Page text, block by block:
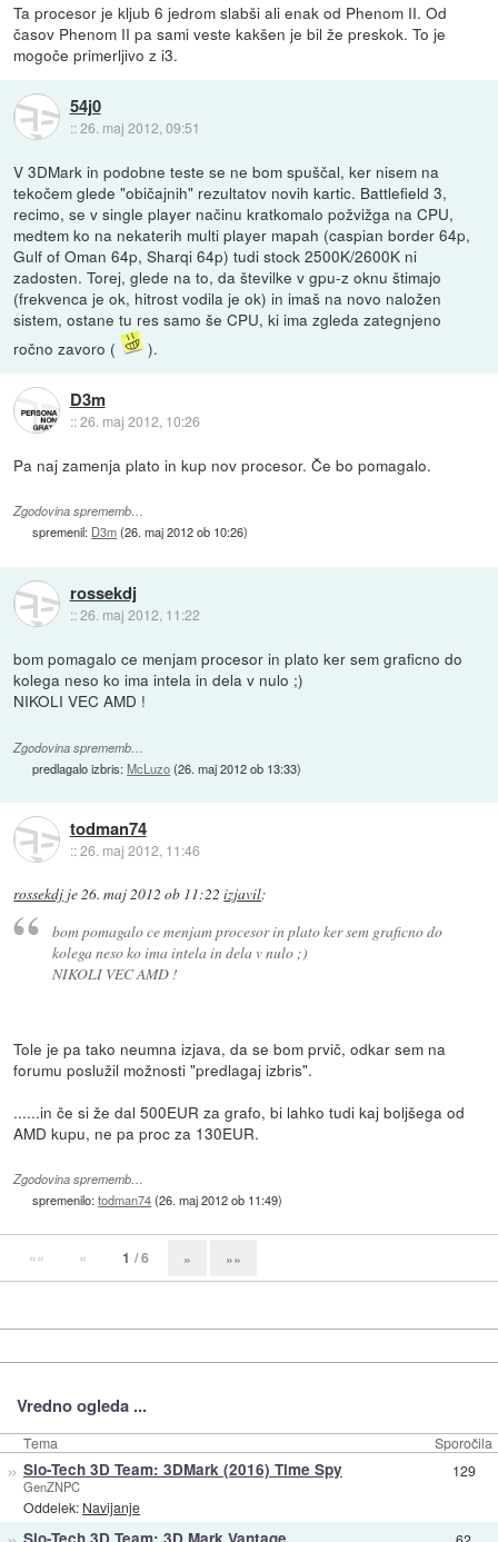
Ta procesor je kljub 6 jedrom slabši ali enak od Phenom II. Od
časov Phenom II pa sami veste kakšen je bil že preskok. To je
mogoče primerljivo z i3.
54j0
::26. maj 2012, 09:51
V 3DMark in podobne teste se ne bom spuščal, ker nisem na
tekočem glede "običajnih" rezultatov novih kartic. Battlefield 3,
recimo, se v single player načinu kratkomalo požvižga na CPU,
medtem ko na nekaterih multi player mapah (caspian border 64p,
Gulf of Oman 64p, Sharqi 64p) tudi stock 2500K/2600K ni
zadosten. Torej, glede na to, da številke v gpu-z oknu štimajo
(frekvenca je ok, hitrost vodila je ok) in imaš na novo naložen
sistem, ostane tu res samo še CPU, ki ima zgleda zategnjeno
ročno zavoro (
).
D3m
::26. maj 2012, 10:26
Pa naj zamenja plato in kup nov procesor. Če bo pomagalo.
Zgodovina sprememb…
spremenil: D3m(26. maj 2012 ob 10:26)
rossekdj
::26. maj 2012, 11:22
bom pomagalo ce menjam procesor in plato ker sem graficno do
kolega neso ko ima intela in dela v nulo ;)
NIKOLI VEC AMD !
Zgodovina sprememb…
predlagalo izbris:McLuzo(26. maj 2012 ob 13:33)
todman74
::26. maj 2012, 11:46
rossekdj je26. maj 2012 ob 11:22 izjavil:
bom pomagalo ce menjam procesor in plato ker sem graficno do
kolega neso ko ima intela in dela v nulo ;)
NIKOLI VEC AMD !
Tole je pa tako neumna izjava, da se bom prvič, odkar sem na
forumu poslužil možnosti "predlagaj izbris".
......in če si že dal 500EUR za grafo, bi lahko tudi kaj boljšega od
AMD kupu, ne pa proc za 130EUR.
Zgodovina sprememb…
spremenilo:todman74(26. maj 2012 ob 11:49)
«« « 1 / 6 » »»
Vredno ogleda ...
Tema Sporočila
» Slo-Tech 3D Team: 3DMark (2016) Time Spy
GenZNPC
Oddelek: Navijanje
129